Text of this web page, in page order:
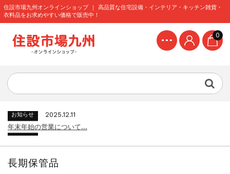
住設市場九州オンラインショップ ｜ 高品質な住宅設備・インテリア・キッチン雑貨・
衣料品をお求めやすい価格で販売中！
0
お知らせ
2024.8.9
【2024年】お盆期間中の営業について...
配送料金を変更いたしました...
お知らせ
2025.12.11
お知らせ
2025.8.4
【2025年】お盆期間中の営業について...
お知らせ
2024.8.9
長期保管品